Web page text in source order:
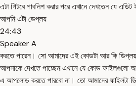
এটা গিটবে পাবলিশ করার পরে এখানে দেখতেন যে
আপনি এটা ডেপ্লয়
24:43
Speaker A
করতে পারেন। সো আমাদের এই কোডটা আর কি
আপনাকে দেখতে পাচ্ছেন এখানে যে কোড ফাইলগুলো
এ আপলোড করতে পারবো না। তো আমাদের ফাইলটা